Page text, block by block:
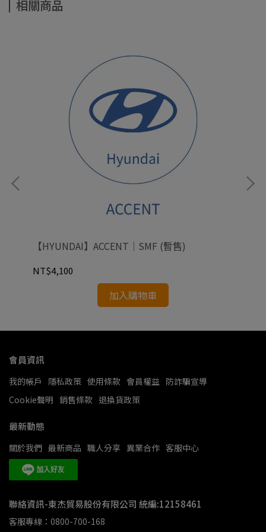
相關商品
【HYUNDAI】ACCENT｜SMF (暫售)
NT$4,100
加入購物車
會員資訊
我的帳戶 隱私政策 使用條款 會員權益 防詐騙宣導
Cookie聲明 銷售條款 退換貨政策
最新動態
關於我們 最新商品 職人分享 異業合作 客服中心
聯絡資訊-東杰貿易股份有限公司 統編:12158461
客服專線：0800-700-168